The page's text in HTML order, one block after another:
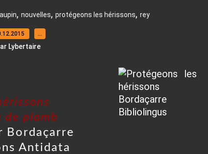
, nouvelles, protégeons les hérissons, rey
…
Lybertaire
de plomb
Bordaçarre
Antidata